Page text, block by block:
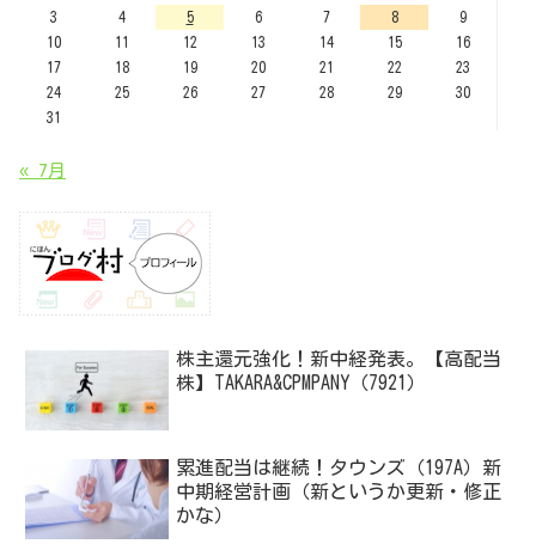
3
4 5 6 7 8
9
10
11 12 13 14 15
16
17
18 19 20 21 22
23
24
25 26 27 28 29
30
31
« 7月
株主還元強化！新中経発表。【高配当
株】TAKARA&CPMPANY（7921）
累進配当は継続！タウンズ（197A）新
中期経営計画（新というか更新・修正
かな）